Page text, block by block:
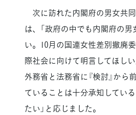
次に訪れた内閣府の男女共
は、「政府の中でも内閣府の
い。10月の国連女性差別撤廃
際社会に向けて明言してほし
外務省と法務省に『検討』か
ていることは十分承知してい
たい」と応じました。